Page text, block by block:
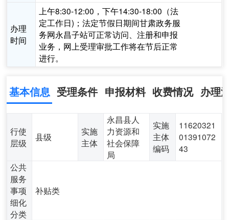
办理
时间
上午8:30-12:00，下午14:30-18:00（法
定工作日)；法定节假日期间甘肃政务服
务网永昌子站可正常访问、注册和申报
业务，网上受理审批工作将在节后正常
进行。
基本信息 受理条件 申报材料 收费情况 办理
行使
层级
县级
实施
主体
永昌县人
力资源和
社会保障
局
实施
主体
编码
11620321
01391072
43
公共
服务
事项
细化
分类
补贴类